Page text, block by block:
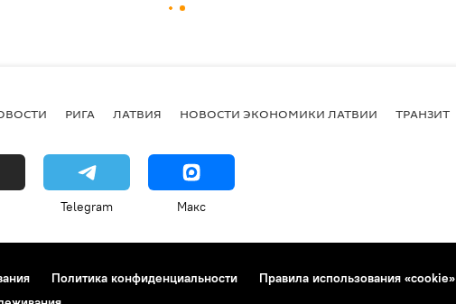
РИГА ЛАТВИЯ НОВОСТИ ЭКОНОМИКИ ЛАТВИИ ТРАНЗИТ
Telegram Макс
Политика конфиденциальности Правила использования «cookie»